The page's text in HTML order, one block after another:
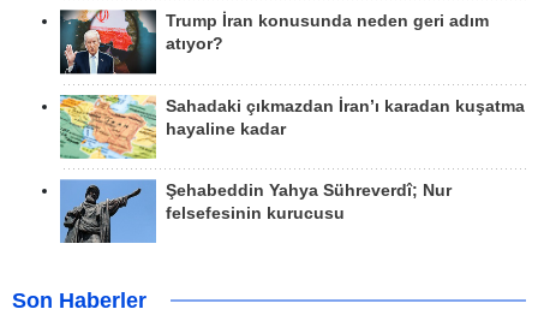
Trump İran konusunda neden geri adım
atıyor?
Sahadaki çıkmazdan İran’ı karadan kuşatma
hayaline kadar
Şehabeddin Yahya Sühreverdî; Nur
felsefesinin kurucusu
Son Haberler